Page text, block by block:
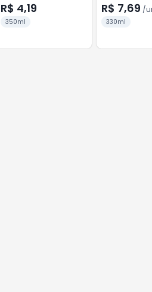
R$ 4,19
350ml
R$ 7,69 /
330ml